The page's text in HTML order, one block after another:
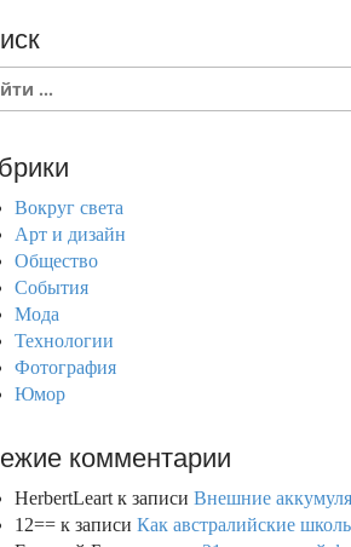
Вокруг света
Арт и дизайн
Общество
События
Мода
Технологии
Фотография
Юмор
комментарии
HerbertLeart к записи Внешние
12== к записи Как австралийские